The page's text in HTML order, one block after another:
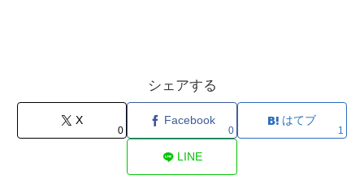
シェアする
X
0
Facebook
0
はてブ
1
LINE